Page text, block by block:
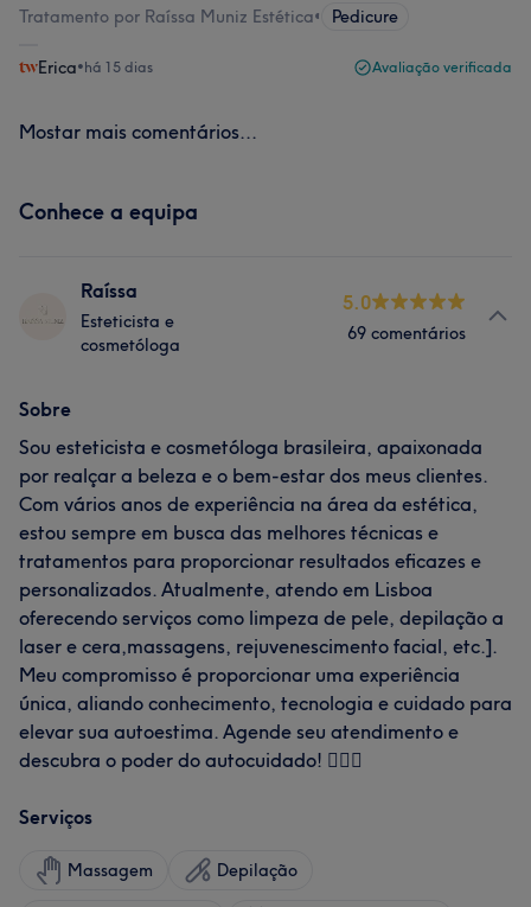
Tratamento por Raíssa Muniz Estética• Pedicure
Erica•há 15 dias Avaliação verificada
Mostar mais comentários...
Conhece a equipa
Raíssa
Esteticista e
cosmetóloga
5.0
69 comentários
Sobre
Sou esteticista e cosmetóloga brasileira, apaixonada
por realçar a beleza e o bem-estar dos meus clientes.
Com vários anos de experiência na área da estética,
estou sempre em busca das melhores técnicas e
tratamentos para proporcionar resultados eficazes e
personalizados. Atualmente, atendo em Lisboa
oferecendo serviços como limpeza de pele, depilação a
laser e cera,massagens, rejuvenescimento facial, etc.].
Meu compromisso é proporcionar uma experiência
única, aliando conhecimento, tecnologia e cuidado para
elevar sua autoestima. Agende seu atendimento e
descubra o poder do autocuidado! 💆‍♀️✨
Serviços
Massagem Depilação